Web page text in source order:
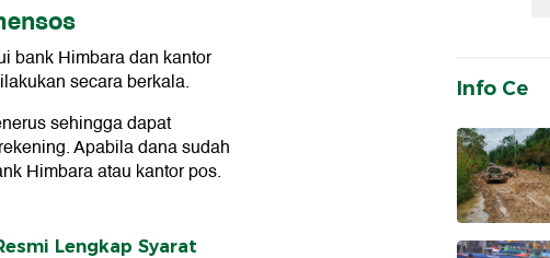
bank Himbara dan kantor
secara berkala.
sehingga dapat
Apabila dana sudah
Himbara atau kantor pos.
Lengkap Syarat
Info Ce